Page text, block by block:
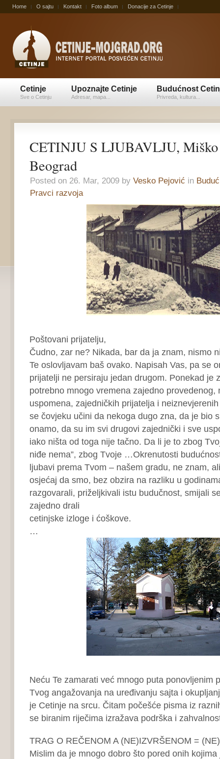
Home O sajtu Kontakt Foto album Donacije za Cetinje
Cetinje
Sve o Cetinju
Upoznajte Cetinje
Adresar, mapa...
Budućnost
Privreda, kultura...
CETINJU S LJUBAVLJU,
Beograd
Posted on 26. Mar, 2009 by Vesko Pejović in
Pravci razvoja
Poštovani prijatelju,
Čudno, zar ne? Nikada, bar da ja znam, nismo
Te oslovljavam baš ovako. Napisah Vas, pa se
prijatelji ne persiraju jedan drugom. Ponekad je
potrebno mnogo vremena zajedno provedenog,
uspomena, zajedničkih prijatelja i
se čovjeku učini da nekoga dugo zna, da je bio
onamo, da su im svi drugovi zajednički i sve
iako ništa od toga nije tačno. Da li je to zbog
niđe nema”, zbog Tvoje …Okrenutosti
ljubavi prema Tvom – našem gradu, ne znam,
osjećaj da smo, bez obzira na razliku u
razgovarali, priželjkivali istu budučnost, smijali
zajedno drali
cetinjske izloge i ćoškove.
…
Neću Te zamarati već mnogo puta ponovljenim
Tvog angažovanja na uređivanju sajta i
je Cetinje na srcu. Čitam počešće pisma iz
se biranim riječima izražava podrška i
TRAG O REČENOM A (NE)IZVRŠENOM =
Mislim da je mnogo dobro što pored onih